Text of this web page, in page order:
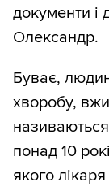
документи і
Олександр.
Буває,
хворобу,
понад 10
якого